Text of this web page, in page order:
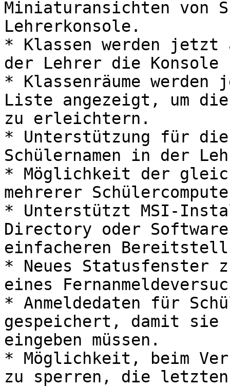
Miniaturansichten von
Lehrerkonsole.
* Klassen werden jetzt
der Lehrer die
* Klassenräume
Liste angezeigt, um die
zu erleichtern.
* Unterstützung für
Schülernamen in der
* Möglichkeit der
mehrerer
* Unterstützt MSI-
Directory oder
einfacheren
* Neues Statusfenster
eines
* Anmeldedaten für
gespeichert, damit sie
eingeben müssen.
* Möglichkeit, beim
zu sperren, die